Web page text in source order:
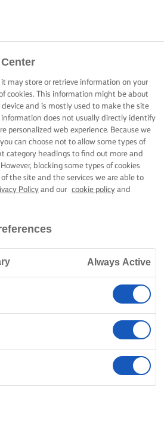
may store or retrieve information on your
cookies. This information might be about
device and is mostly used to make the site
information does not usually directly identify
personalized web experience. Because we
can choose not to allow some types of
category headings to find out more and
blocking some types of cookies
the site and the services we are able to
Policy and our cookie policy and
Always Active